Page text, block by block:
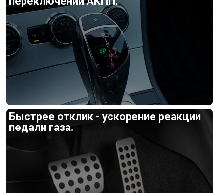
Быстрее отклик - ускорение реакции
педали газа.